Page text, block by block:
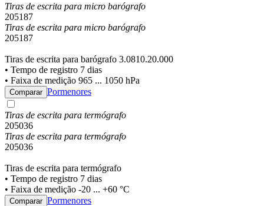
Tiras de escrita para micro barógrafo
205187
Tiras de escrita para micro barógrafo
205187
Tiras de escrita para barógrafo 3.0810.20.000
• Tempo de registro 7 dias
• Faixa de medição 965 ... 1050 hPa
Comparar Pormenores
Tiras de escrita para termógrafo
205036
Tiras de escrita para termógrafo
205036
Tiras de escrita para termógrafo
• Tempo de registro 7 dias
• Faixa de medição -20 ... +60 °C
Comparar Pormenores